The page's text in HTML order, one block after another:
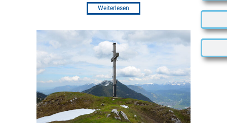
Weiterlesen